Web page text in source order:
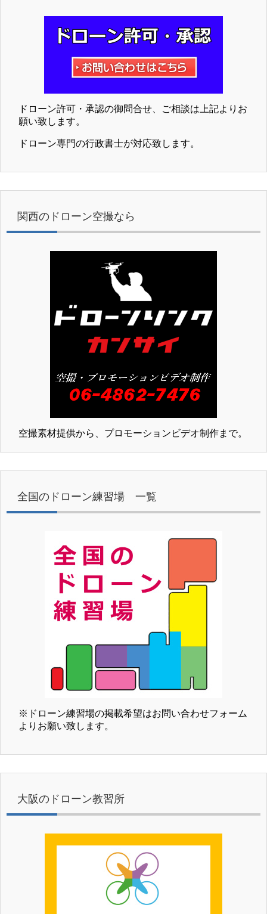
ドローン許可・承認の御問合せ、ご相談は上記よりお
願い致します。
ドローン専門の行政書士が対応致します。
関西のドローン空撮なら
空撮素材提供から、プロモーションビデオ制作まで。
全国のドローン練習場 一覧
※ドローン練習場の掲載希望はお問い合わせフォーム
よりお願い致します。
大阪のドローン教習所